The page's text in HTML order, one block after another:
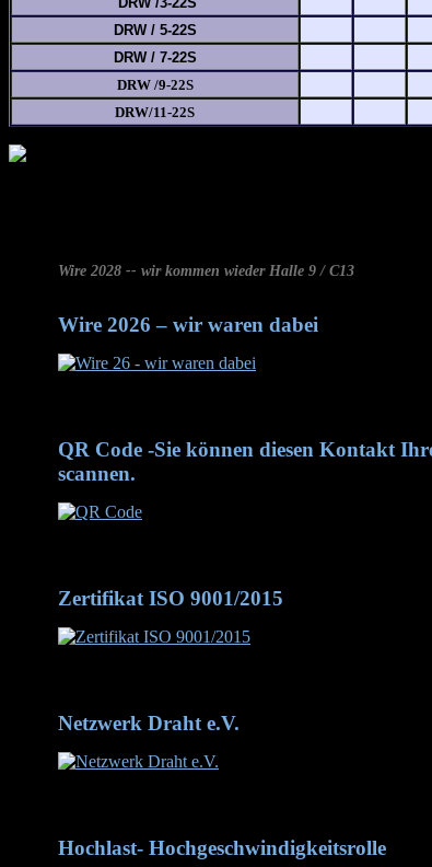
DRW / 5-22S
DRW / 7-22S
DRW /9-22S
DRW/11-22S
Wire 2028 -- wir kommen wieder Halle 9 / C13
Wire 2026 – wir waren dabei
QR Code -Sie können diesen Kontakt
scannen.
Zertifikat ISO 9001/2015
Netzwerk Draht e.V.
Hochlast- Hochgeschwindigkeitsrolle